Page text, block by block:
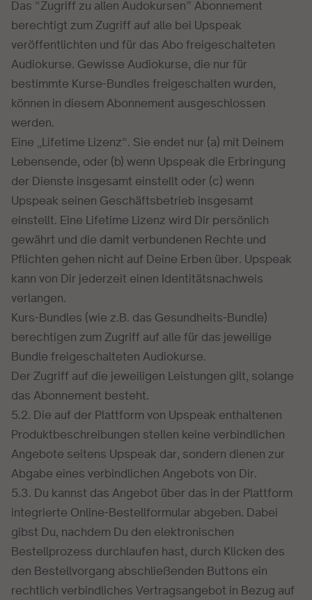
Das “Zugriff zu allen Audokursen” Abonnement
berechtigt zum Zugriff auf alle bei Upspeak
veröffentlichten und für das Abo freigeschalteten
Audiokurse. Gewisse Audiokurse, die nur für
bestimmte Kurse-Bundles freigeschalten wurden,
können in diesem Abonnement ausgeschlossen
werden.
Eine „Lifetime Lizenz“. Sie endet nur (a) mit Deinem
Lebensende, oder (b) wenn Upspeak die Erbringung
der Dienste insgesamt einstellt oder (c) wenn
Upspeak seinen Geschäftsbetrieb insgesamt
einstellt. Eine Lifetime Lizenz wird Dir persönlich
gewährt und die damit verbundenen Rechte und
Pflichten gehen nicht auf Deine Erben über. Upspeak
kann von Dir jederzeit einen Identitätsnachweis
verlangen.
Kurs-Bundles (wie z.B. das Gesundheits-Bundle)
berechtigen zum Zugriff auf alle für das jeweilige
Bundle freigeschalteten Audiokurse.
Der Zugriff auf die jeweiligen Leistungen gilt, solange
das Abonnement besteht.
5.2. Die auf der Plattform von Upspeak enthaltenen
Produktbeschreibungen stellen keine verbindlichen
Angebote seitens Upspeak dar, sondern dienen zur
Abgabe eines verbindlichen Angebots von Dir.
5.3. Du kannst das Angebot über das in der Plattform
integrierte Online-Bestellformular abgeben. Dabei
gibst Du, nachdem Du den elektronischen
Bestellprozess durchlaufen hast, durch Klicken des
den Bestellvorgang abschließenden Buttons ein
rechtlich verbindliches Vertragsangebot in Bezug auf